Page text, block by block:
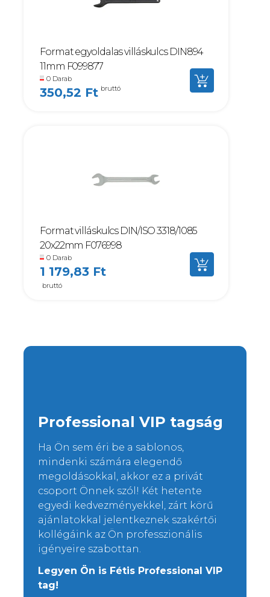
Format egyoldalas villáskulcs DIN894
11mm F099877
0 Darab
350,52 Ft bruttó
Format villáskulcs DIN/ISO 3318/1085
20x22mm F076998
0 Darab
1 179,83 Ft
bruttó
Professional VIP tagság
Ha Ön sem éri be a sablonos,
mindenki számára elegendő
megoldásokkal, akkor ez a privát
csoport Önnek szól! Két hetente
egyedi kedvezményekkel, zárt körű
ajánlatokkal jelentkeznek szakértői
kollégáink az Ön professzionális
igényeire szabottan.
Legyen Ön is Fétis Professional VIP
tag!